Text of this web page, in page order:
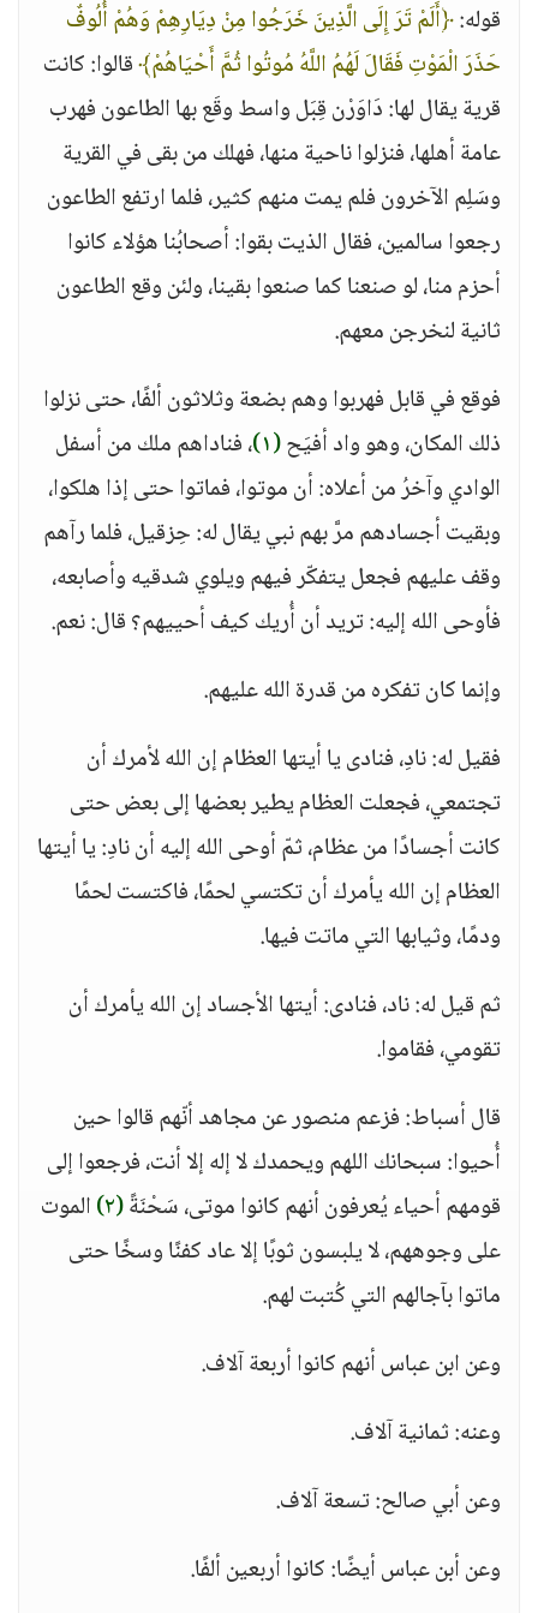
قوله:﴿أَلَمْ تَرَ إِلَى الَّذِينَ خَرَجُوا مِنْ دِيَارِهِمْ وَهُمْ أُلُوفٌ
حَذَرَ الْمَوْتِ فَقَالَ لَهُمُ اللَّهُ مُوتُوا ثُمَّ أَحْيَاهُمْ﴾قالوا: كانت
قرية يقال لها: دَاوَرْن قِبَل واسط وقَع بها الطاعون فهرب
عامة أهلها، فنزلوا ناحية منها، فهلك من بقى في القرية
وسَلِم الآخرون فلم يمت منهم كثير، فلما ارتفع الطاعون
رجعوا سالمين، فقال الذيت بقوا: أصحابُنا هؤلاء كانوا
أحزم منا، لو صنعنا كما صنعوا بقينا، ولئن وقع الطاعون
ثانية لنخرجن معهم.
فوقع في قابل فهربوا وهم بضعة وثلاثون ألفًا، حتى نزلوا
ذلك المكان، وهو واد أفيَح(١) ، فناداهم ملك من أسفل
الوادي وآخرُ من أعلاه: أن موتوا، فماتوا حتى إذا هلكوا،
وبقيت أجسادهم مرَّ بهم نبي يقال له: حِزقيل، فلما رآهم
وقف عليهم فجعل يتفكّر فيهم ويلوي شدقيه وأصابعه،
فأوحى الله إليه: تريد أن أُريك كيف أحييهم؟ قال: نعم.
وإنما كان تفكره من قدرة الله عليهم.
فقيل له: نادِ، فنادى يا أيتها العظام إن الله لأمرك أن
تجتمعي، فجعلت العظام يطير بعضها إلى بعض حتى
كانت أجسادًا من عظام، ثمّ أوحى الله إليه أن نادِ: يا أيتها
العظام إن الله يأمرك أن تكتسي لحمًا، فاكتست لحمًا
ودمًا، وثيابها التي ماتت فيها.
ثم قيل له: ناد، فنادى: أيتها الأجساد إن الله يأمرك أن
تقومي، فقاموا.
قال أسباط: فزعم منصور عن مجاهد أنّهم قالوا حين
أُحيوا: سبحانك اللهم ويحمدك لا إله إلا أنت، فرجعوا إلى
قومهم أحياء يُعرفون أنهم كانوا موتى، سَحْنَةً(٢)
الموت
على وجوههم، لا يلبسون ثوبًا إلا عاد كفنًا وسخًا حتى
ماتوا بآجالهم التي كُتبت لهم.
وعن ابن عباس أنهم كانوا أربعة آلاف.
وعنه: ثمانية آلاف.
وعن أبي صالح: تسعة آلاف.
وعن أبن عباس أيضًا: كانوا أربعين ألفًا.